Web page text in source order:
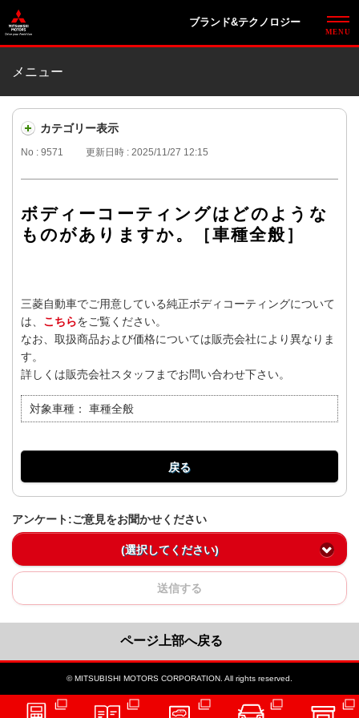
ブランド&テクノロジー
メニュー
カテゴリー表示
No : 9571 更新日時 : 2025/11/27 12:15
ボディーコーティングはどのような
ものがありますか。［車種全般］
三菱自動車でご用意している純正ボディコーティングについて
は、 こちらをご覧ください。
なお、取扱商品および価格については販売会社により異なりま
す。
詳しくは販売会社スタッフまでお問い合わせ下さい。
対象車種： 車種全般
戻る
アンケート:ご意見をお聞かせください
(選択してください)
送信する
ページ上部へ戻る
© MITSUBISHI MOTORS CORPORATION. All rights reserved.